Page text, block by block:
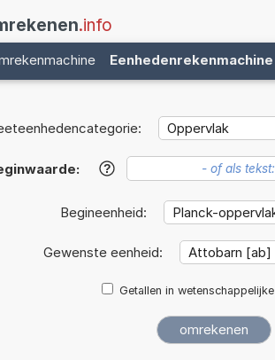
.info
Eenhedenrekenmachine
?
Begineenheid:
Gewenste eenheid:
Getallen in